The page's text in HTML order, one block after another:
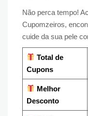
Não perca tempo!
Cupomzeiros,
cuide da sua pele
Total de
Cupons
Melhor
Desconto